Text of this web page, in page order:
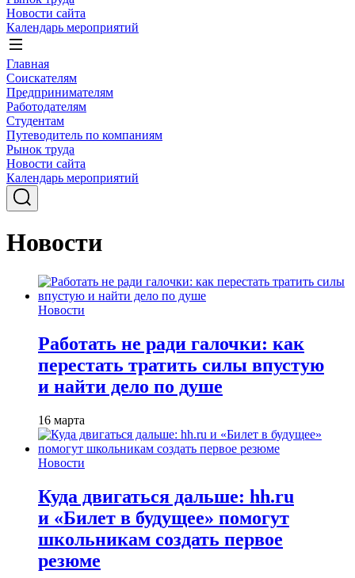
Новости сайта
Календарь мероприятий
Главная
Соискателям
Предпринимателям
Работодателям
Студентам
Путеводитель по компаниям
Рынок труда
Новости сайта
Календарь мероприятий
Новости
Новости
Работать не ради галочки: как
перестать тратить силы впустую
и найти дело по душе
16 марта
Новости
Куда двигаться дальше: hh.ru
и «Билет в будущее» помогут
школьникам создать первое
резюме